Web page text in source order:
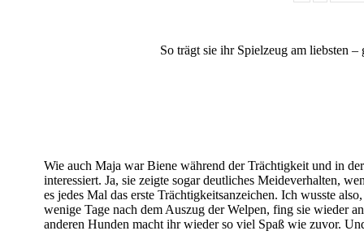
So trägt sie ihr Spielzeug am liebsten
Wie auch Maja war Biene während der Trächtigkeit und in
interessiert. Ja, sie zeigte sogar deutliches Meideverhalten,
es jedes Mal das erste Trächtigkeitsanzeichen. Ich wusste
wenige Tage nach dem Auszug der Welpen, fing sie wieder
anderen Hunden macht ihr wieder so viel Spaß wie zuvor.